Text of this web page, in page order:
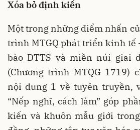
Xóa bỏ định kiến
Một trong những điểm nhấn
trình MTGQ phát triển kinh tế
bào DTTS và miền núi giai
(Chương trình MTQG 1719)
nội dung 1 về tuyên truyền,
“Nếp nghĩ, cách làm” góp
kiến và khuôn mẫu giới